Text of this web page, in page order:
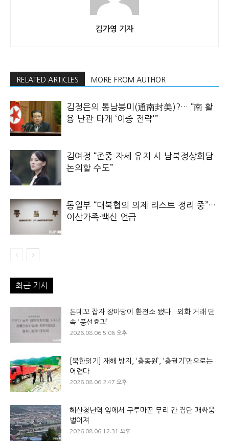
김가영 기자
RELATED ARTICLES MORE FROM AUTHOR
김정은의 통남봉미(通南封美)?… “南 활
용 난관 타개 ‘이중 전략'”
김여정 “존중 자세 유지 시 남북정상회담
논의할 수도”
통일부 “대북협의 의제 리스트 정리 중”…
이산가족·백신 언급
최근 기사
돈데꼬 잡자 장마당이 환전소 됐다…외화 거래 단
속 ‘풍선효과’
2026.08.06 5:06 오후
[북한읽기] 재해 방지, ‘총동원’, ‘총궐기’만으로는
어렵다
2026.08.06 2:47 오후
혜산청년역 앞에서 구루마꾼 무리 간 집단 패싸움
벌어져
2026.08.06 12:31 오후